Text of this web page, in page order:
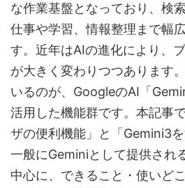
な作業基盤となっており、検
仕事や学習、情報整理まで幅
す。近年はAIの進化により、
が大きく変わりつつあります
いるのが、GoogleのAI「
活用した機能群です。本記事
ザの便利機能」と「Gemini3
一般にGeminiとして提供され
中心に、できること・使いど